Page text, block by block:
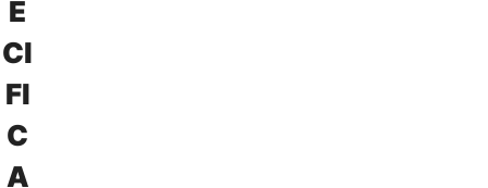
E
CI
FI
C
A